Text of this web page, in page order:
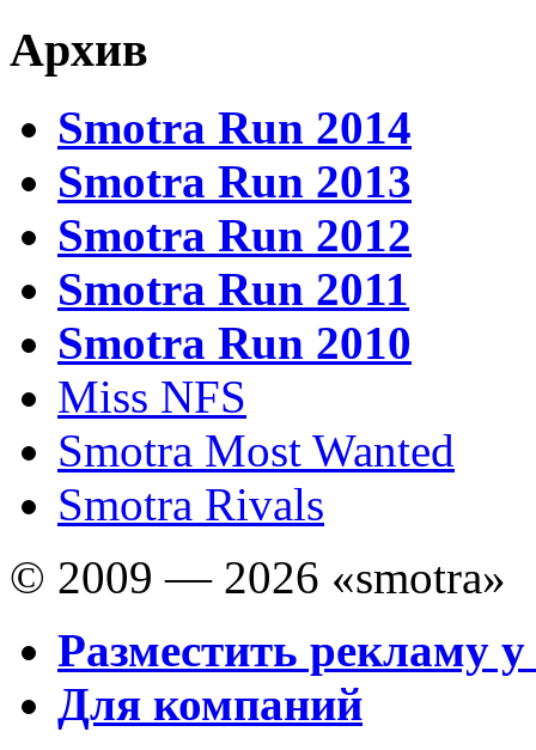
Архив
Smotra Run 2014
Smotra Run 2013
Smotra Run 2012
Smotra Run 2011
Smotra Run 2010
Miss NFS
Smotra Most Wanted
Smotra Rivals
© 2009 — 2026 «smotra»
Разместить рекламу у
Для компаний